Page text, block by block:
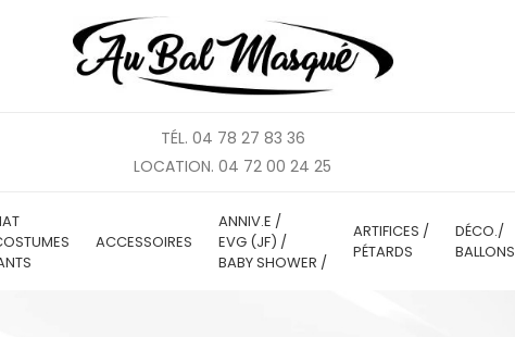
TÉL. 04 78 27 83 36
LOCATION. 04 72 00 24 25
ACCESSOIRES
ANNIV.E /
EVG (JF) /
BABY SHOWER /
ARTIFICES /
PÉTARDS
DÉCO./
BALLONS